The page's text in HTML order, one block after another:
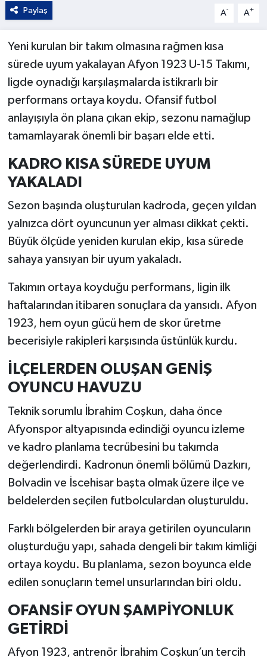
Paylaş A- A+
Yeni kurulan bir takım olmasına rağmen kısa
sürede uyum yakalayan Afyon 1923 U-15 Takımı,
ligde oynadığı karşılaşmalarda istikrarlı bir
performans ortaya koydu. Ofansif futbol
anlayışıyla ön plana çıkan ekip, sezonu namağlup
tamamlayarak önemli bir başarı elde etti.
KADRO KISA SÜREDE UYUM
YAKALADI
Sezon başında oluşturulan kadroda, geçen yıldan
yalnızca dört oyuncunun yer alması dikkat çekti.
Büyük ölçüde yeniden kurulan ekip, kısa sürede
sahaya yansıyan bir uyum yakaladı.
Takımın ortaya koyduğu performans, ligin ilk
haftalarından itibaren sonuçlara da yansıdı. Afyon
1923, hem oyun gücü hem de skor üretme
becerisiyle rakipleri karşısında üstünlük kurdu.
İLÇELERDEN OLUŞAN GENİŞ
OYUNCU HAVUZU
Teknik sorumlu İbrahim Coşkun, daha önce
Afyonspor altyapısında edindiği oyuncu izleme
ve kadro planlama tecrübesini bu takımda
değerlendirdi. Kadronun önemli bölümü Dazkırı,
Bolvadin ve İscehisar başta olmak üzere ilçe ve
beldelerden seçilen futbolculardan oluşturuldu.
Farklı bölgelerden bir araya getirilen oyuncuların
oluşturduğu yapı, sahada dengeli bir takım kimliği
ortaya koydu. Bu planlama, sezon boyunca elde
edilen sonuçların temel unsurlarından biri oldu.
OFANSİF OYUN ŞAMPİYONLUK
GETİRDİ
Afyon 1923, antrenör İbrahim Coşkun’un tercih